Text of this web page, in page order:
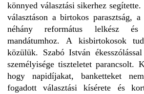
könnyed választási sikerhez
választáson a birtokos parasztság,
néhány református lelkész
mandátumhoz. A kisbirtokosok
közülük. Szabó István
személyisége tiszteletet parancsolt.
hogy napidíjakat, banketteket
fogadott választási kísérete és